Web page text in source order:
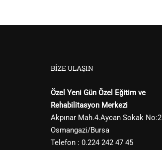
BIZE ULAŞIN
Özel Yeni Gün Özel Eğitim ve
Rehabilitasyon Merkezi
Akpınar Mah.4.Aycan Sokak No:2
Osmangazi/Bursa
Telefon : 0.224 242 47 45